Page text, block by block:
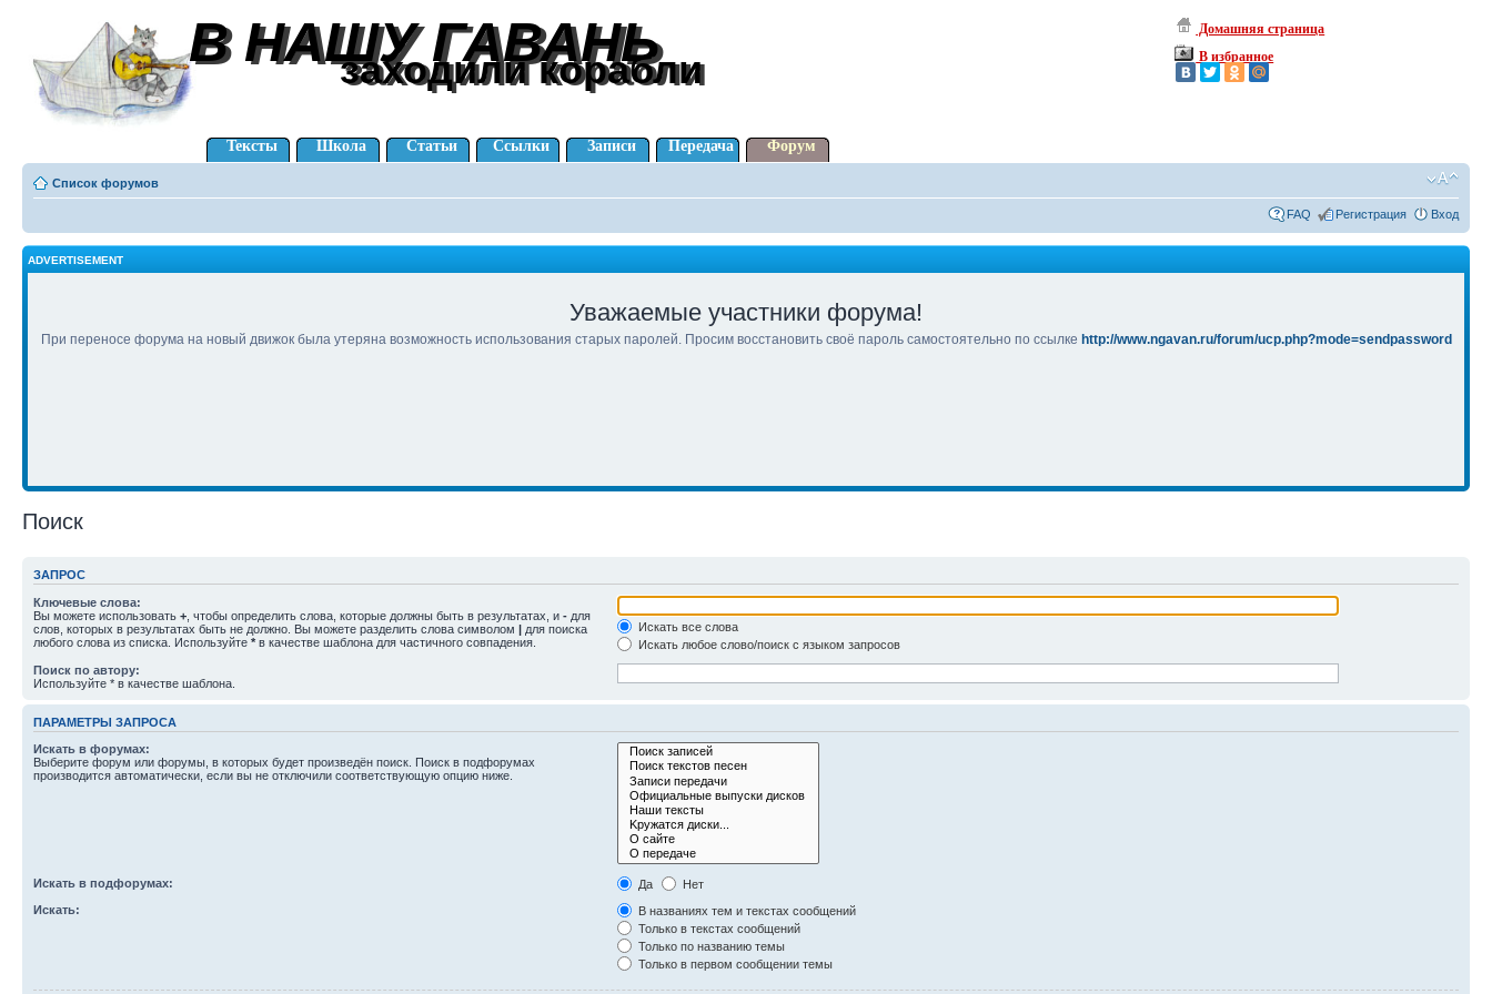
В НАШУ ГАВАНЬ
В НАШУ ГАВАНЬ
заходили корабли
заходили корабли
Домашняя страница
В избранное
Тексты Школа Статьи Ссылки Записи Передача Форум
Список форумов
FAQ Регистрация Вход
ADVERTISEMENT
Уважаемые участники форума!
При переносе форума на новый движок была утеряна возможность использования старых паролей. Просим восстановить своё пароль самостоятельно по ссылке http://www.ngavan.ru/forum/ucp.php?mode=sendpassword
Поиск
ЗАПРОС
Ключевые слова:
Вы можете использовать + , чтобы определить слова, которые должны быть в результатах, и - для
слов, которых в результатах быть не должно. Вы можете разделить слова символом | для поиска
любого слова из списка. Используйте * в качестве шаблона для частичного совпадения.
Искать все слова
Искать любое слово/поиск с языком запросов
Поиск по автору:
Используйте * в качестве шаблона.
ПАРАМЕТРЫ ЗАПРОСА
Искать в форумах:
Выберите форум или форумы, в которых будет произведён поиск. Поиск в подфорумах
производится автоматически, если вы не отключили соответствующую опцию ниже.
Искать в подфорумах: Да
Нет
Искать:
В названиях тем и текстах сообщений
Только в текстах сообщений
Только по названию темы
Только в первом сообщении темы